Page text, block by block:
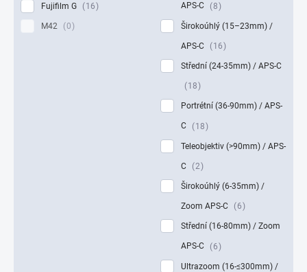
Fujifilm G 16
M42 0
APS-C 8
Širokoúhlý (15–23mm) /
APS-C 16
Střední (24-35mm) / APS-C
18
Portrétní (36-90mm) / APS-
C 18
Teleobjektiv (>90mm) / APS-
C 2
Širokoúhlý (6-35mm) /
Zoom APS-C 6
Střední (16-80mm) / Zoom
APS-C 6
Ultrazoom (16-≤300mm) /